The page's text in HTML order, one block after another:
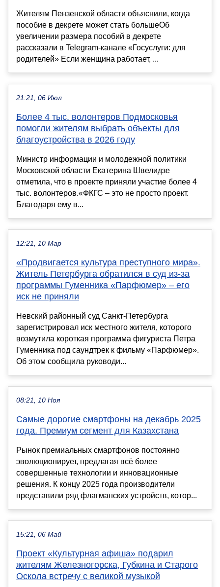
Жителям Пензенской области объяснили, когда
пособие в декрете может стать большеОб
увеличении размера пособий в декрете
рассказали в Telegram-канале «Госуслуги: для
родителей» Если женщина работает, ...
21:21, 06 Июл
Более 4 тыс. волонтеров Подмосковья
помогли жителям выбрать объекты для
благоустройства в 2026 году
Министр информации и молодежной политики
Московской области Екатерина Швелидзе
отметила, что в проекте приняли участие более 4
тыс. волонтеров.«ФКГС – это не просто проект.
Благодаря ему в...
12:21, 10 Мар
«Продвигается культура преступного мира».
Житель Петербурга обратился в суд из-за
программы Гуменника «Парфюмер» – его
иск не приняли
Невский районный суд Санкт-Петербурга
зарегистрировал иск местного жителя, которого
возмутила короткая программа фигуриста Петра
Гуменника под саундтрек к фильму «Парфюмер».
Об этом сообщила руководи...
08:21, 10 Ноя
Самые дорогие смартфоны на декабрь 2025
года. Премиум сегмент для Казахстана
Рынок премиальных смартфонов постоянно
эволюционирует, предлагая всё более
совершенные технологии и инновационные
решения. К концу 2025 года производители
представили ряд флагманских устройств, котор...
15:21, 06 Май
Проект «Культурная афиша» подарил
жителям Железногорска, Губкина и Старого
Оскола встречу с великой музыкой